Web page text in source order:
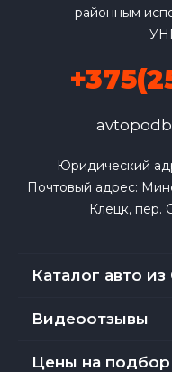
районным
Юридический
Почтовый адрес:
Клецк, пер.
Каталог авто
Видеоотзывы
Цены на подбор